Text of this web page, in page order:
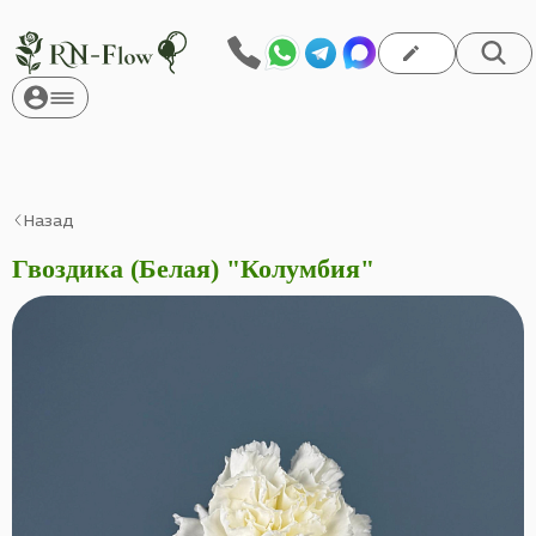
Назад
Гвоздика (Белая) "Колумбия"